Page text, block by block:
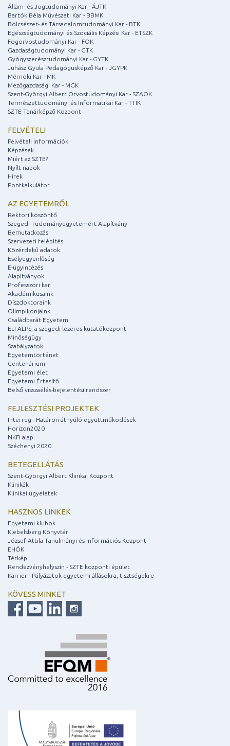
Állam- és Jogtudományi Kar - ÁJTK
Bartók Béla Művészeti Kar - BBMK
Bölcsészet- és Társadalomtudományi Kar - BTK
Egészségtudományi és Szociális Képzési Kar - ETSZK
Fogorvostudományi Kar - FOK
Gazdaságtudományi Kar - GTK
Gyógyszerésztudományi Kar - GYTK
Juhász Gyula Pedagógusképző Kar - JGYPK
Mérnöki Kar - MK
Mezőgazdasági Kar - MGK
Szent-Györgyi Albert Orvostudományi Kar - SZAOK
Természettudományi és Informatikai Kar - TTIK
SZTE Tanárképző Központ
FELVÉTELI
Felvételi információk
Képzések
Miért az SZTE?
Nyílt napok
Hírek
Pontkalkulátor
AZ EGYETEMRŐL
Rektori köszöntő
Szegedi Tudományegyetemért Alapítvány
Bemutatkozás
Szervezeti felépítés
Közérdekű adatok
Esélyegyenlőség
E-ügyintézés
Alapítványok
Professzori kar
Akadémikusaink
Díszdoktoraink
Olimpikonjaink
Családbarát Egyetem
ELI-ALPS, a szegedi lézeres kutatóközpont
Minőségügy
Szabályzatok
Egyetemtörténet
Centenárium
Egyetemi élet
Egyetemi Értesítő
Belső visszaélés-bejelentési rendszer
FEJLESZTÉSI PROJEKTEK
Interreg - Határon átnyúló együttműködések
Horizon2020
NKFI alap
Széchenyi 2020
BETEGELLÁTÁS
Szent-Györgyi Albert Klinikai Központ
Klinikák
Klinikai ügyeletek
HASZNOS LINKEK
Egyetemi klubok
Klebelsberg Könyvtár
József Attila Tanulmányi és Információs Központ
EHÖK
Térkép
Rendezvényhelyszín - SZTE központi épület
Karrier - Pályázatok egyetemi állásokra, tisztségekre
KÖVESS MINKET